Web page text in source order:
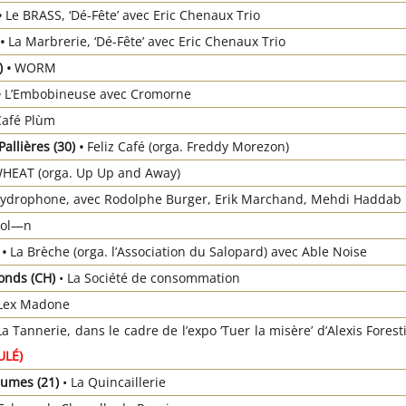
Le BRASS, ‘Dé-Fête’ avec Eric Chenaux Trio
La Marbrerie, ‘Dé-Fête’ avec Eric Chenaux Trio
• WORM
L’Embobineuse avec Cromorne
Plùm
(30) • Feliz Café (orga. Freddy Morezon)
(orga. Up Up and Away)
avec Rodolphe Burger, Erik Marchand, Mehdi Haddab
• La Brèche (orga. l’Association du Salopard) avec Able Noise
(CH) • La Société de consommation
Madone
Tannerie, dans le cadre de l’expo ‘Tuer la misère’ d’Alexis
(21) • La Quincaillerie